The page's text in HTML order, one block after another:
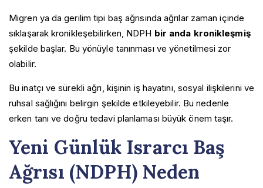
Migren ya da gerilim tipi baş ağrısında ağrılar zaman içinde
sıklaşarak kronikleşebilirken, NDPH bir anda kronikleşmiş
şekilde başlar. Bu yönüyle tanınması ve yönetilmesi zor
olabilir.
Bu inatçı ve sürekli ağrı, kişinin iş hayatını, sosyal ilişkilerini ve
ruhsal sağlığını belirgin şekilde etkileyebilir. Bu nedenle
erken tanı ve doğru tedavi planlaması büyük önem taşır.
Yeni Günlük Israrcı Baş
Ağrısı (NDPH) Neden